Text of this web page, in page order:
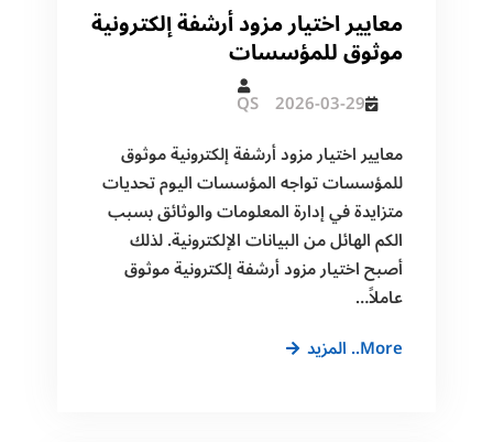
معايير اختيار مزود أرشفة إلكترونية
موثوق للمؤسسات
2026-03-29
QS
معايير اختيار مزود أرشفة إلكترونية موثوق
للمؤسسات تواجه المؤسسات اليوم تحديات
متزايدة في إدارة المعلومات والوثائق بسبب
الكم الهائل من البيانات الإلكترونية. لذلك
أصبح اختيار مزود أرشفة إلكترونية موثوق
عاملاً…
More.. المزيد
معايير